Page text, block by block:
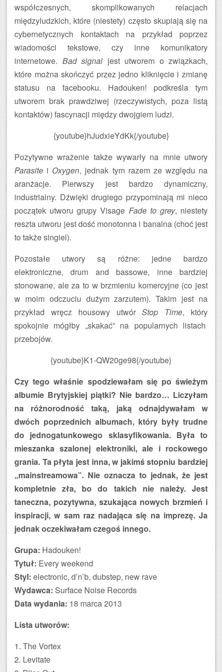
współczesnych, skomplikowanych relacjach
międzyludzkich, które (niestety) często skupiają się na
cybernetycznych kontaktach na przykład poprzez
wiadomości tekstowe, czy inne komunikatory
internetowe. Bad signal jest utworem o związkach,
które można skończyć przez jedno kliknięcie i zmianę
statusu na facebooku. Hadouken! podkreśla tym
utworem brak prawdziwej (rzeczywistych, poza listą
kontaktów) fascynacji między dwojgiem ludzi.
{youtube}hJudxieYdKk{/youtube}
Pozytywne wrażenie także wywarły na mnie utwory
Parasite i Oxygen, jednak tym razem ze względu na
aranżacje. Pierwszy jest bardzo dynamiczny,
industrialny. Dźwięki drugiego przypominają mi nieco
początek utworu grupy Visage Fade to grey, niestety
reszta utworu jest dość monotonna i banalna (choć jest
to także singiel).
Pozostałe utwory są różne: jedne bardzo
elektroniczne, drum and bassowe, inne bardziej
stonowane, ale za to w brzmieniu komercyjne (co jest
w moim odczuciu dużym zarzutem). Takim jest na
przykład wręcz housowy utwórStop Time, który
spokojnie mógłby „skakać” na popularnych listach
przebojów.
{youtube}K1-QW20ge98{/youtube}
Czy tego właśnie spodziewałam się po świeżym
albumie Brytyjskiej piątki? Nie bardzo… Liczyłam
na różnorodność taką, jaką odnajdywałam w
dwóch poprzednich albumach, który były trudne
do jednogatunkowego sklasyfikowania. Była to
mieszanka szalonej elektroniki, ale i rockowego
grania. Ta płyta jest inna, w jakimś stopniu bardziej
„mainstreamowa”. Nie oznacza to jednak, że jest
kompletnie zła, bo do takich nie należy. Jest
taneczna, pozytywna, szukająca nowych brzmień i
inspiracji, w sam raz nadająca się na imprezę. Ja
jednak oczekiwałam czegoś innego.
Grupa: Hadouken!
Tytuł: Every weekend
Styl: electronic, d’n’b, dubstep, new rave
Wydawca: Surface Noise Records
Data wydania: 18 marca 2013
Lista utworów:
1. The Vortex
2. Levitate